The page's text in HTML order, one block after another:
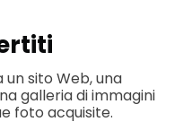
un sito Web, una
galleria di immagini
foto acquisite.